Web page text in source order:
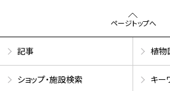
ページトップへ
記事 植物
ショップ・施設検索 キー